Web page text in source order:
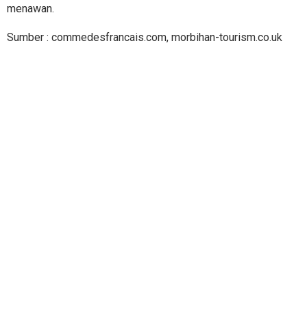
menawan.
Sumber : commedesfrancais.com, morbihan-tourism.co.uk